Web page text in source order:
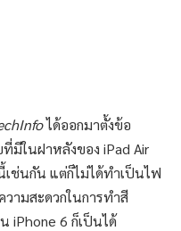
ได้ออกมาตั้งข้อ
มีในฝาหลังของ iPad Air
เช่นกัน แต่ก็ไม่ได้ทำเป็นไฟ
วามสะดวกในการทำสี
iPhone 6 ก็เป็นได้